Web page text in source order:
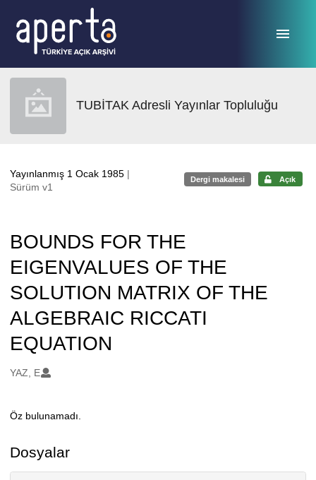
TUBİTAK Adresli Yayınlar Topluluğu
Yayınlanmış 1 Ocak 1985 |
Sürüm v1
Dergi makalesi Açık
BOUNDS FOR THE
EIGENVALUES OF THE
SOLUTION MATRIX OF THE
ALGEBRAIC RICCATI
EQUATION
Oluşturanlar
YAZ, E
Açıklama
Öz bulunamadı.
Dosyalar